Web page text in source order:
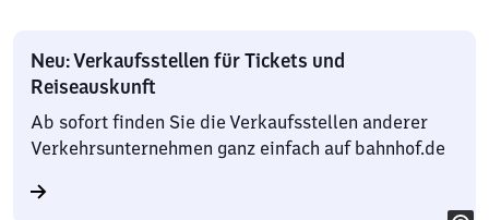
Neu: Verkaufsstellen für Tickets und
Reiseauskunft
Ab sofort finden Sie die Verkaufsstellen anderer
Verkehrsunternehmen ganz einfach auf bahnhof.de